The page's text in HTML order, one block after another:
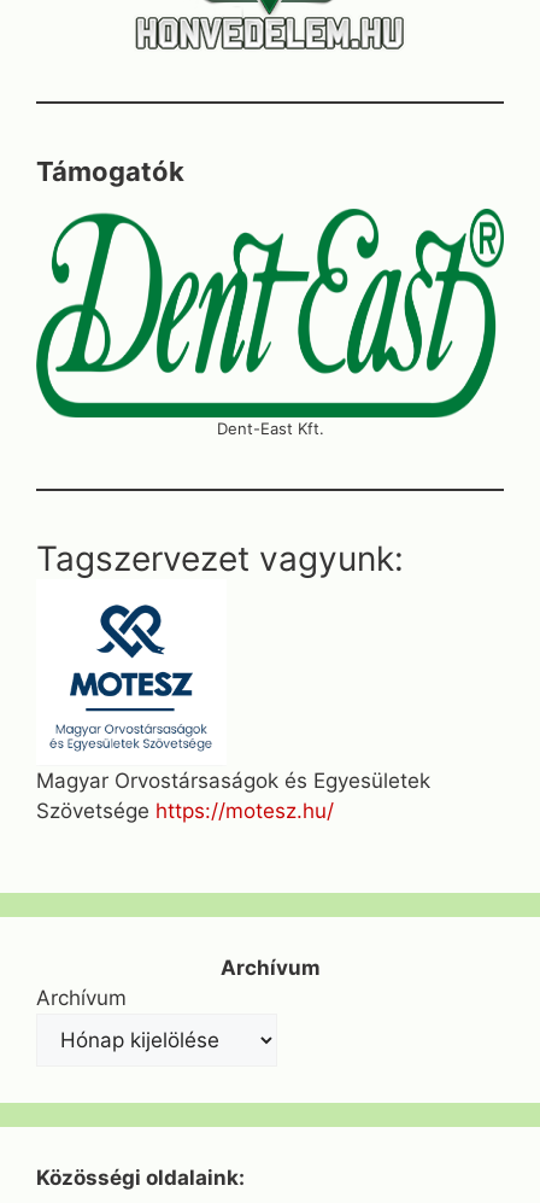
Támogatók
Dent-East Kft.
Tagszervezet vagyunk:
Magyar Orvostársaságok és Egyesületek
Szövetsége https://motesz.hu/
Archívum
Archívum
Közösségi oldalaink: